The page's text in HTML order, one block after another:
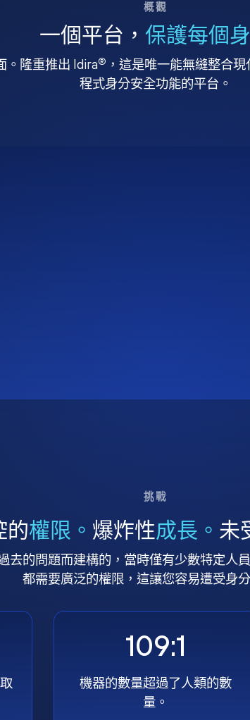
概觀
一個平台， 保護每個
。隆重推出 Idira® ，這是唯一能無縫整合
程式身分安全功能的平台。
挑戰
的權限。 爆炸性成長。 未
去的問題而建構的，當時僅有少數特定人
都需要廣泛的權限，這讓您容易遭受身
109:1
機器的數量超過了人類的數
量。